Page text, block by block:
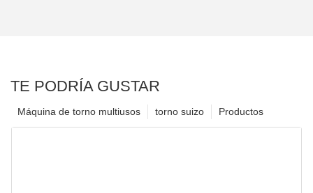
TE PODRÍA GUSTAR
Productos
torno suizo
Máquina de torno multiusos